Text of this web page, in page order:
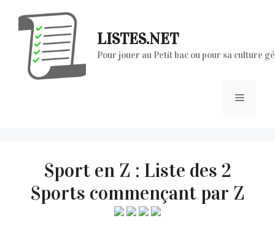
contenu
LISTES.NET
Pour jouer au Petit bac ou pour sa culture
Menu
Sport en Z : Liste des 2
Sports commençant par Z